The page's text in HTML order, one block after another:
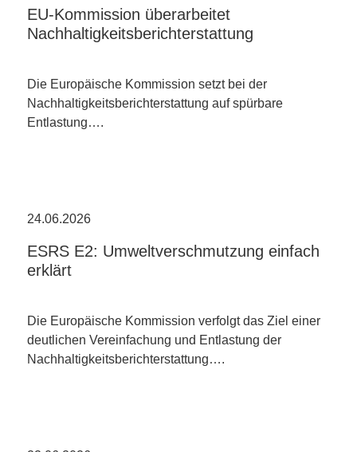
EU-Kommission überarbeitet
Nachhaltigkeitsberichterstattung
Die Europäische Kommission setzt bei der
Nachhaltigkeitsberichterstattung auf spürbare
Entlastung….
24.06.2026
ESRS E2: Umweltverschmutzung einfach
erklärt
Die Europäische Kommission verfolgt das Ziel einer
deutlichen Vereinfachung und Entlastung der
Nachhaltigkeitsberichterstattung….